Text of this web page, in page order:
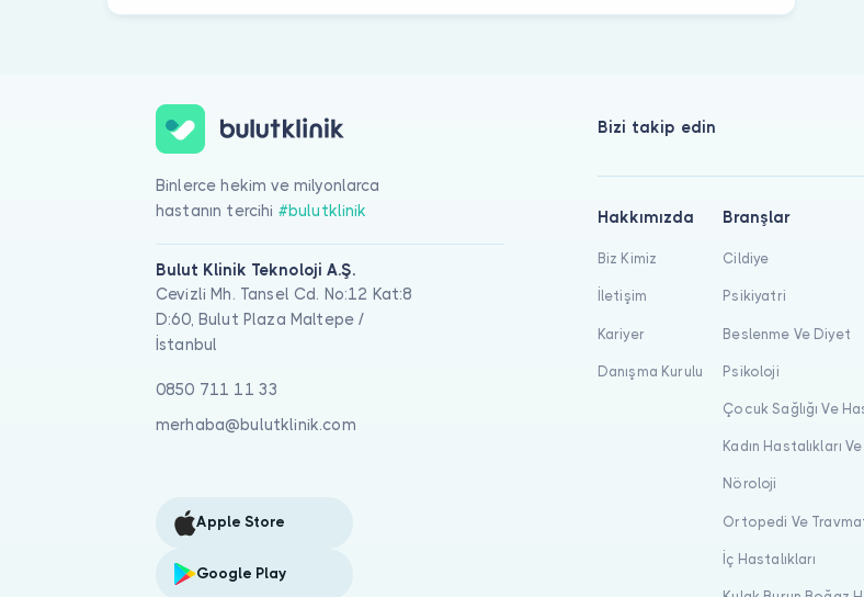
Binlerce hekim ve milyonlarca
hastanın tercihi #bulutklinik
Bulut Klinik Teknoloji A.Ş.
Cevizli Mh. Tansel Cd. No:12 Kat:8
D:60, Bulut Plaza Maltepe /
İstanbul
0850 711 11 33
merhaba@bulutklinik.com
Apple Store
Google Play
Bizi takip edin
Hakkımızda
Biz Kimiz
İletişim
Kariyer
Danışma Kurulu
Branşlar
Cildiye
Psikiyatri
Beslenme Ve Diyet
Psikoloji
Çocuk Sağlığı Ve
Kadın Hastalıkları
Nöroloji
Ortopedi Ve
İç Hastalıkları